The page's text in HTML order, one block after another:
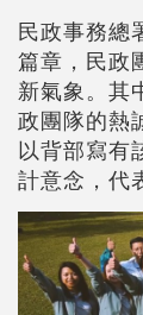
民政事務總
篇章，民政
新氣象。其
政團隊的熱
以背部寫有
計意念，代